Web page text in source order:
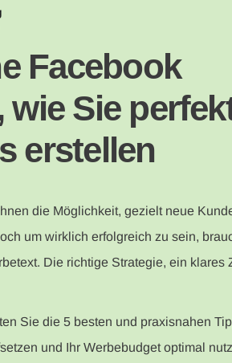
Facebook
Sie
erstellen
die Möglichkeit, gezielt neue
um wirklich erfolgreich zu sein,
Die richtige Strategie, ein
Sie die 5 besten und praxisnahen
und Ihr Werbebudget optimal